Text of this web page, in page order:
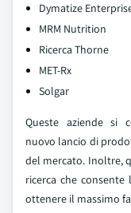
Dymatize
MRM Nutrition
Ricerca Thorne
MET-Rx
Solgar
Queste aziende si
nuovo lancio di
del mercato. Inoltre,
ricerca che
ottenere il massimo